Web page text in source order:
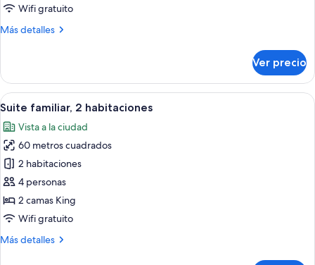
Wifi gratuito
Más detalles
Más
de
lujo
Ver precio
Abrir
todas
las
fotos
de
Suite
familiar,
2
habitaciones
Una habitación de hotel con una
5
Suite familiar, 2 habitaciones
Vista a la ciudad
60 metros cuadrados
2 habitaciones
4 personas
2 camas King
Wifi gratuito
Más detalles
Más